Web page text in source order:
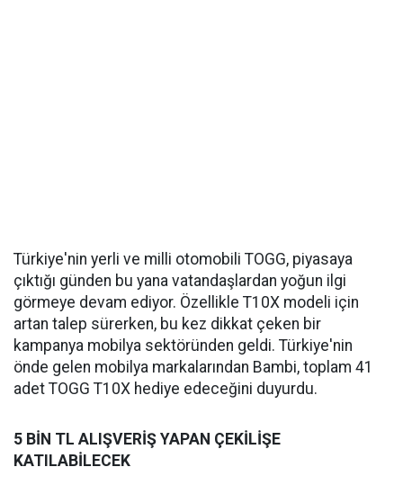
Türkiye'nin yerli ve milli otomobili TOGG, piyasaya
çıktığı günden bu yana vatandaşlardan yoğun ilgi
görmeye devam ediyor. Özellikle T10X modeli için
artan talep sürerken, bu kez dikkat çeken bir
kampanya mobilya sektöründen geldi. Türkiye'nin
önde gelen mobilya markalarından Bambi, toplam 41
adet TOGG T10X hediye edeceğini duyurdu.
5 BİN TL ALIŞVERİŞ YAPAN ÇEKİLİŞE
KATILABİLECEK